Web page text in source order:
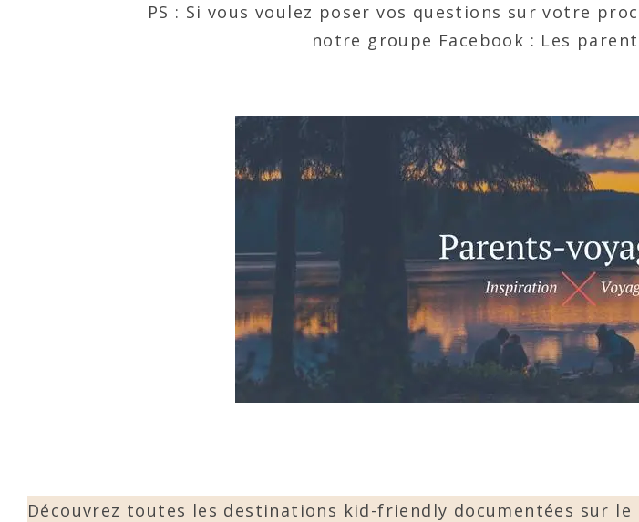
PS : Si vous voulez poser vos questions sur votre
notre groupe Facebook : Les
Découvrez toutes les destinations kid-friendly documentées sur le